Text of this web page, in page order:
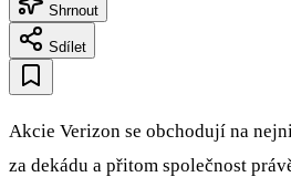
Shrnout
Sdílet
Akcie Verizon se obchodují na
za dekádu a přitom společnost